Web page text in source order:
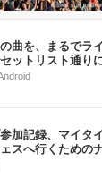
曲を、まるでラ
ットリスト通り
加記録、マイタ
スへ行くための